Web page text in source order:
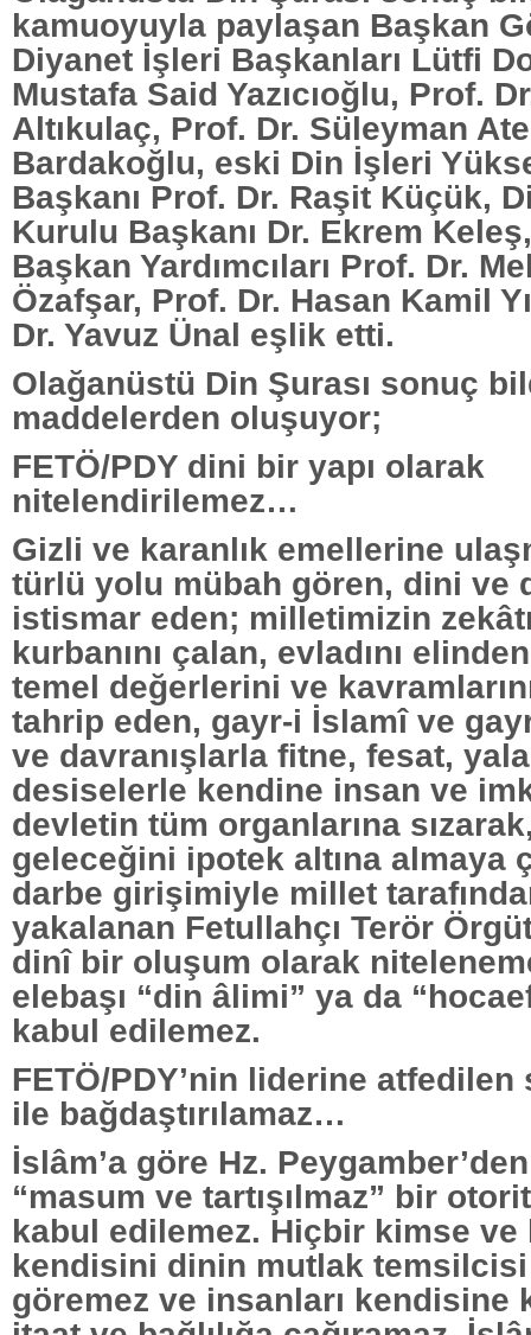
kamuoyuyla paylaşan Başkan
Diyanet İşleri Başkanları Lütfi
Mustafa Said Yazıcıoğlu, Prof.
Altıkulaç, Prof. Dr. Süleyman
Bardakoğlu, eski Din İşleri
Başkanı Prof. Dr. Raşit Küçük,
Kurulu Başkanı Dr. Ekrem
Başkan Yardımcıları Prof. Dr.
Özafşar, Prof. Dr. Hasan Kamil
Dr. Yavuz Ünal eşlik etti.
Olağanüstü Din Şurası sonuç
maddelerden oluşuyor;
FETÖ/PDY dini bir yapı olarak
nitelendirilemez…
Gizli ve karanlık emellerine
türlü yolu mübah gören, dini ve
istismar eden; milletimizin
kurbanını çalan, evladını
temel değerlerini ve
tahrip eden, gayr-i İslamî ve
ve davranışlarla fitne, fesat,
desiselerle kendine insan ve
devletin tüm organlarına
geleceğini ipotek altına almaya
darbe girişimiyle millet
yakalanan Fetullahçı Terör
dinî bir oluşum olarak
elebaşı “din âlimi” ya da
kabul edilemez.
FETÖ/PDY’nin liderine atfedilen
ile bağdaştırılamaz…
İslâm’a göre Hz.
“masum ve tartışılmaz” bir
kabul edilemez. Hiçbir kimse ve
kendisini dinin mutlak
göremez ve insanları kendisine